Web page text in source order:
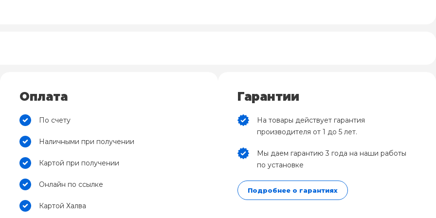
Оплата
По счету
Наличными при получении
Картой при получении
Онлайн по ссылке
Картой Халва
Гарантии
На товары действует гарантия
производителя от 1 до 5 лет.
Мы даем гарантию 3 года на наши работы
по установке
Подробнее о гарантиях